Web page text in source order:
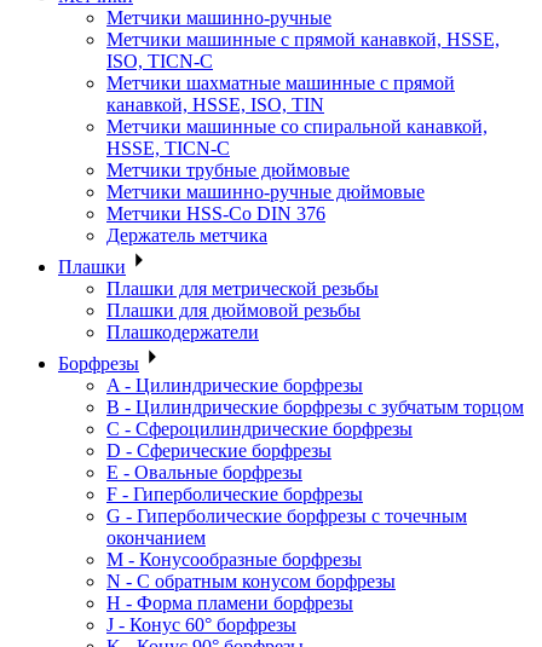
Метчики машинно-ручные
Метчики машинные с прямой канавкой, HSSE,
ISO, TICN-C
Метчики шахматные машинные с прямой
канавкой, HSSE, ISO, TIN
Метчики машинные со спиральной канавкой,
HSSE, TICN-C
Метчики трубные дюймовые
Метчики машинно-ручные дюймовые
Метчики HSS-Co DIN 376
Держатель метчика
Плашки
Плашки для метрической резьбы
Плашки для дюймовой резьбы
Плашкодержатели
Борфрезы
A - Цилиндрические борфрезы
B - Цилиндрические борфрезы с зубчатым торцом
C - Сфероцилиндрические борфрезы
D - Сферические борфрезы
E - Овальные борфрезы
F - Гиперболические борфрезы
G - Гиперболические борфрезы с точечным
окончанием
M - Конусообразные борфрезы
N - С обратным конусом борфрезы
H - Форма пламени борфрезы
J - Конус 60° борфрезы